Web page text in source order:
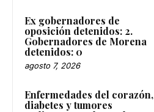
Ex gobernadores de
oposición detenidos: 2.
Gobernadores de Morena
detenidos: 0
agosto 7, 2026
Enfermedades del corazón,
diabetes y tumores